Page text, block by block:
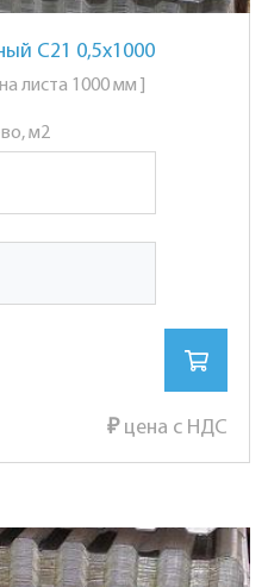
С21 0,5х1000
листа 1000 мм ]
м2
₽цена с НДС